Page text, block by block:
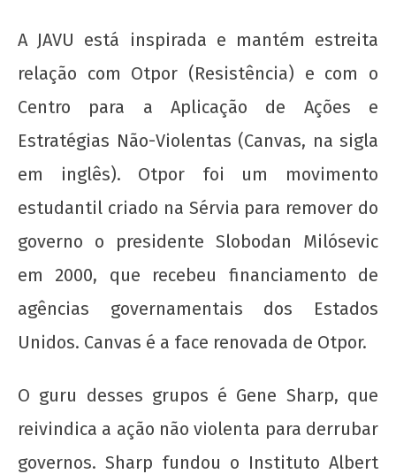
A JAVU está inspirada e mantém estreita
relação com Otpor (Resistência) e com o
Centro para a Aplicação de Ações e
Estratégias Não-Violentas (Canvas, na sigla
em inglês). Otpor foi um movimento
estudantil criado na Sérvia para remover do
governo o presidente Slobodan Milósevic
em 2000, que recebeu financiamento de
agências governamentais dos Estados
Unidos. Canvas é a face renovada de Otpor.
O guru desses grupos é Gene Sharp, que
reivindica a ação não violenta para derrubar
governos. Sharp fundou o Instituto Albert